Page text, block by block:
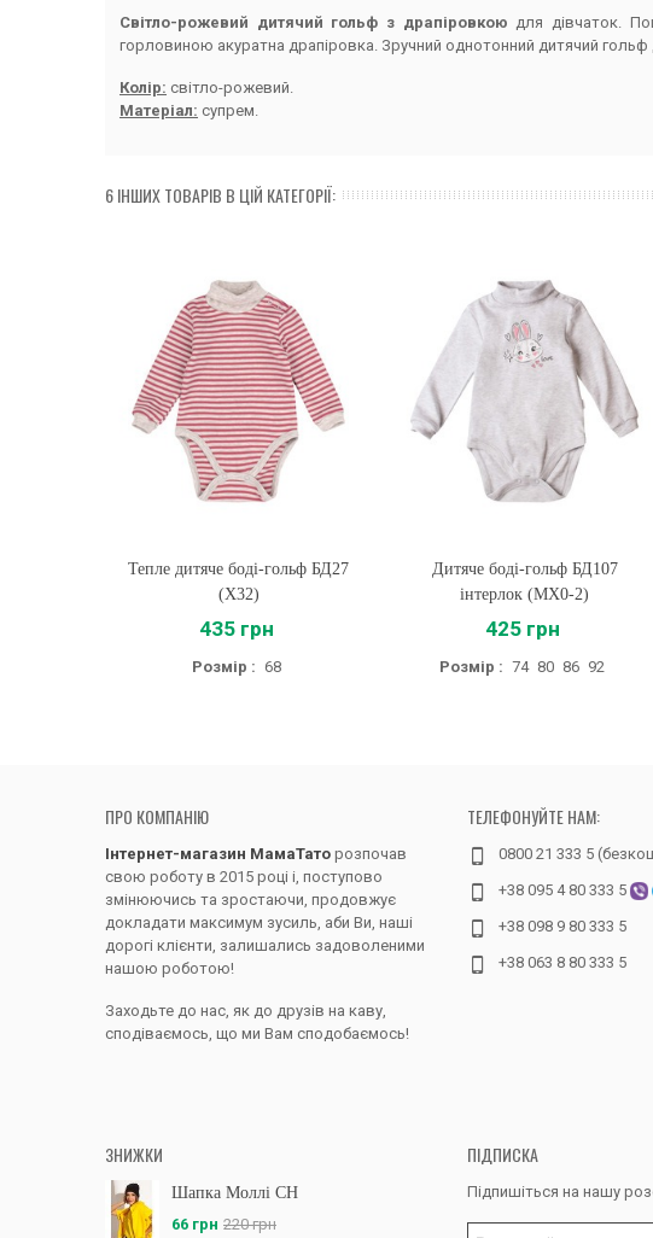
Світло-рожевий дитячий гольф з драпіровкою для дівчаток.
горловиною акуратна драпіровка. Зручний однотонний дитячий
Колір: світло-рожевий.
Матеріал: супрем.
6 ІНШИХ ТОВАРІВ В ЦІЙ КАТЕГОРІЇ:
Купити
Тепле дитяче боді-гольф БД27
(X32)
435 грн
Розмір : 68
Купити
Дитяче боді-гольф БД107
інтерлок (MX0-2)
425 грн
Розмір : 74 80 86 92
ПРО КОМПАНІЮ
Інтернет-магазин МамаТато розпочав
свою роботу в 2015 році і, поступово
змінюючись та зростаючи, продовжує
докладати максимум зусиль, аби Ви, наші
дорогі клієнти, залишались задоволеними
нашою роботою!
Заходьте до нас, як до друзів на каву,
сподіваємось, що ми Вам сподобаємось!
ТЕЛЕФОНУЙТЕ НАМ:
0800 21 333 5
+38 095 4 80 333 5
+38 098 9 80 333 5
+38 063 8 80 333 5
ЗНИЖКИ
Шапка Моллі CH
66 грн 220 грн
ПІДПИСКА
Підпишіться на нашу